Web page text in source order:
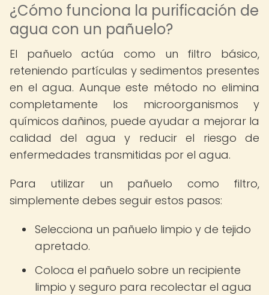
¿Cómo funciona la purificación de
agua con un pañuelo?
El pañuelo actúa como un filtro básico,
reteniendo partículas y sedimentos presentes
en el agua. Aunque este método no elimina
completamente los microorganismos y
químicos dañinos, puede ayudar a mejorar la
calidad del agua y reducir el riesgo de
enfermedades transmitidas por el agua.
Para utilizar un pañuelo como filtro,
simplemente debes seguir estos pasos:
Selecciona un pañuelo limpio y de tejido
apretado.
Coloca el pañuelo sobre un recipiente
limpio y seguro para recolectar el agua